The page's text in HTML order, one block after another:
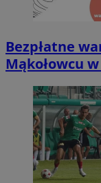
Bezpłatne
Mąkołowcu